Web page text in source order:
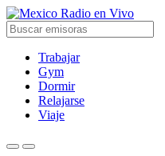
Radio en Vivo
Trabajar
Gym
Dormir
Relajarse
Viaje